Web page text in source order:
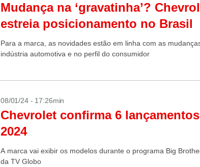
Mudança na ‘gravatinha’?
estreia posicionamento no Brasil
Para a marca, as novidades estão em linha com as
indústria automotiva e no perfil do consumidor
08/01/24 - 17:26min
Chevrolet confirma 6
2024
A marca vai exibir os modelos durante o programa Big
da TV Globo